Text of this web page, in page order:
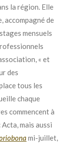
la région. Elle
accompagné de
mensuels
« et
des
tous les
chaque
commencent à
mais aussi
mi-juillet,